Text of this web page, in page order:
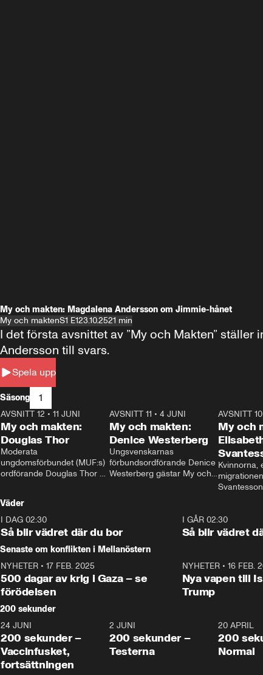
My och makten: Magdalena Andersson om Jimmie-hånet
My och maktenS1 E123.10.2521 min
Spela upp
I det första avsnittet av ”My och Makten”
Andersson till svars.
Säsong 1
26:27
AVSNITT 12 • 11 JUNI
My och makten:
Douglas Thor
Moderata
ungdomsförbundet (MUF:s)
ordförande Douglas Thor
tonårsutvisningarna och hur
Moderaterna ska locka
väljare till valet i höst.
23:40
AVSNITT 11 •4 JUNI
My och makten:
Denice Westerberg
Ungsvenskarnas
förbundsordförande Denice
Westerberg gästar My och
AVSNITT 10
My och
Kvinnorna,
Väder
I DAG 02:30
Så blir vädret där du bor
I GÅR 02:30
Så blir vädret
Senaste om konflikten i Mellanöstern
NYHETER • 17 FEB. 2025
500 dagar av krig i Gaza – se
förödelsen
NYHETER• 16 FEB.
Nya vapen till
Trump
200 sekunder
5:00
24 JUNI
200 sekunder –
Vaccinfusket,
fortsättningen
4:23
2 JUNI
200 sekunder –
Testerna
20 APRIL
200
Normal